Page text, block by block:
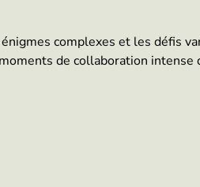
complexes et les défis
de collaboration